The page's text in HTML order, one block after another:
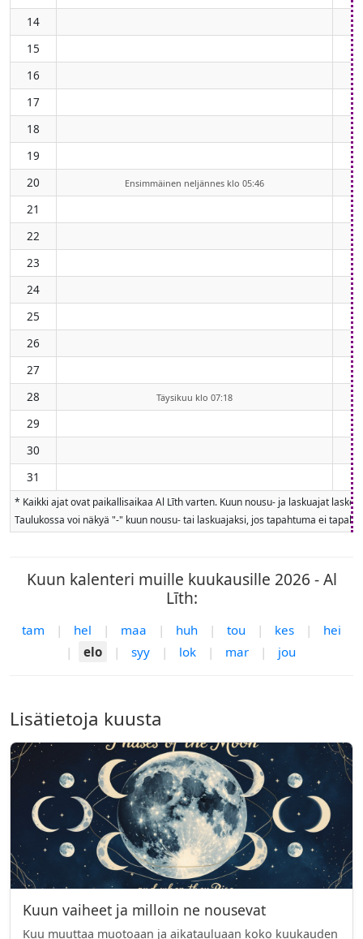
14
15
16
17
18
19
20
Ensimmäinen neljännes klo 05:46
21
22
23
24
25
26
27
28
Täysikuu klo 07:18
29
30
31
* Kaikki ajat ovat paikallisaikaa Al Līth varten. Kuun nousu- ja laskuajat
Taulukossa voi näkyä "-" kuun nousu- tai laskuajaksi, jos tapahtuma ei
Kuun kalenteri muille kuukausille 2026 - Al
Līth:
tam | hel | maa | huh | tou | kes |
hei
|
elo | syy | lok | mar | jou
Lisätietoja kuusta
Kuun vaiheet ja milloin ne nousevat
Kuu muuttaa muotoaan ja aikatauluaan koko kuukauden